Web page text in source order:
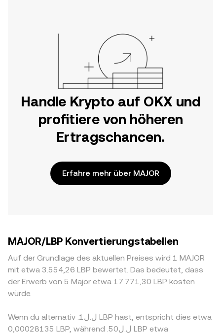
Handle Krypto auf OKX und
profitiere von höheren
Ertragschancen.
Erfahre mehr über MAJOR
MAJOR/LBP Konvertierungstabellen
Auf der Grundlage des aktuellen Preises wird 1 MAJOR
mit etwa 3.554,26 LBP bewertet. Das bedeutet, dass
der Erwerb von 5 Major etwa 17.771,30 LBP kosten
würde.
Wenn du alternativ .ل.ل1 LBP hast, entspricht dies etwa
0,00028135 LBP, während .ل.ل50 LBP etwa